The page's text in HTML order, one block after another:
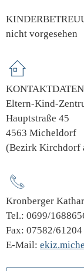
nicht vorgesehen
Eltern-Kind-
Hauptstraße 45
4563 Micheldorf
(Bezirk Kirchdorf
Kronberger
Tel.: 0699/
Fax: 07582/61204
E-Mail: